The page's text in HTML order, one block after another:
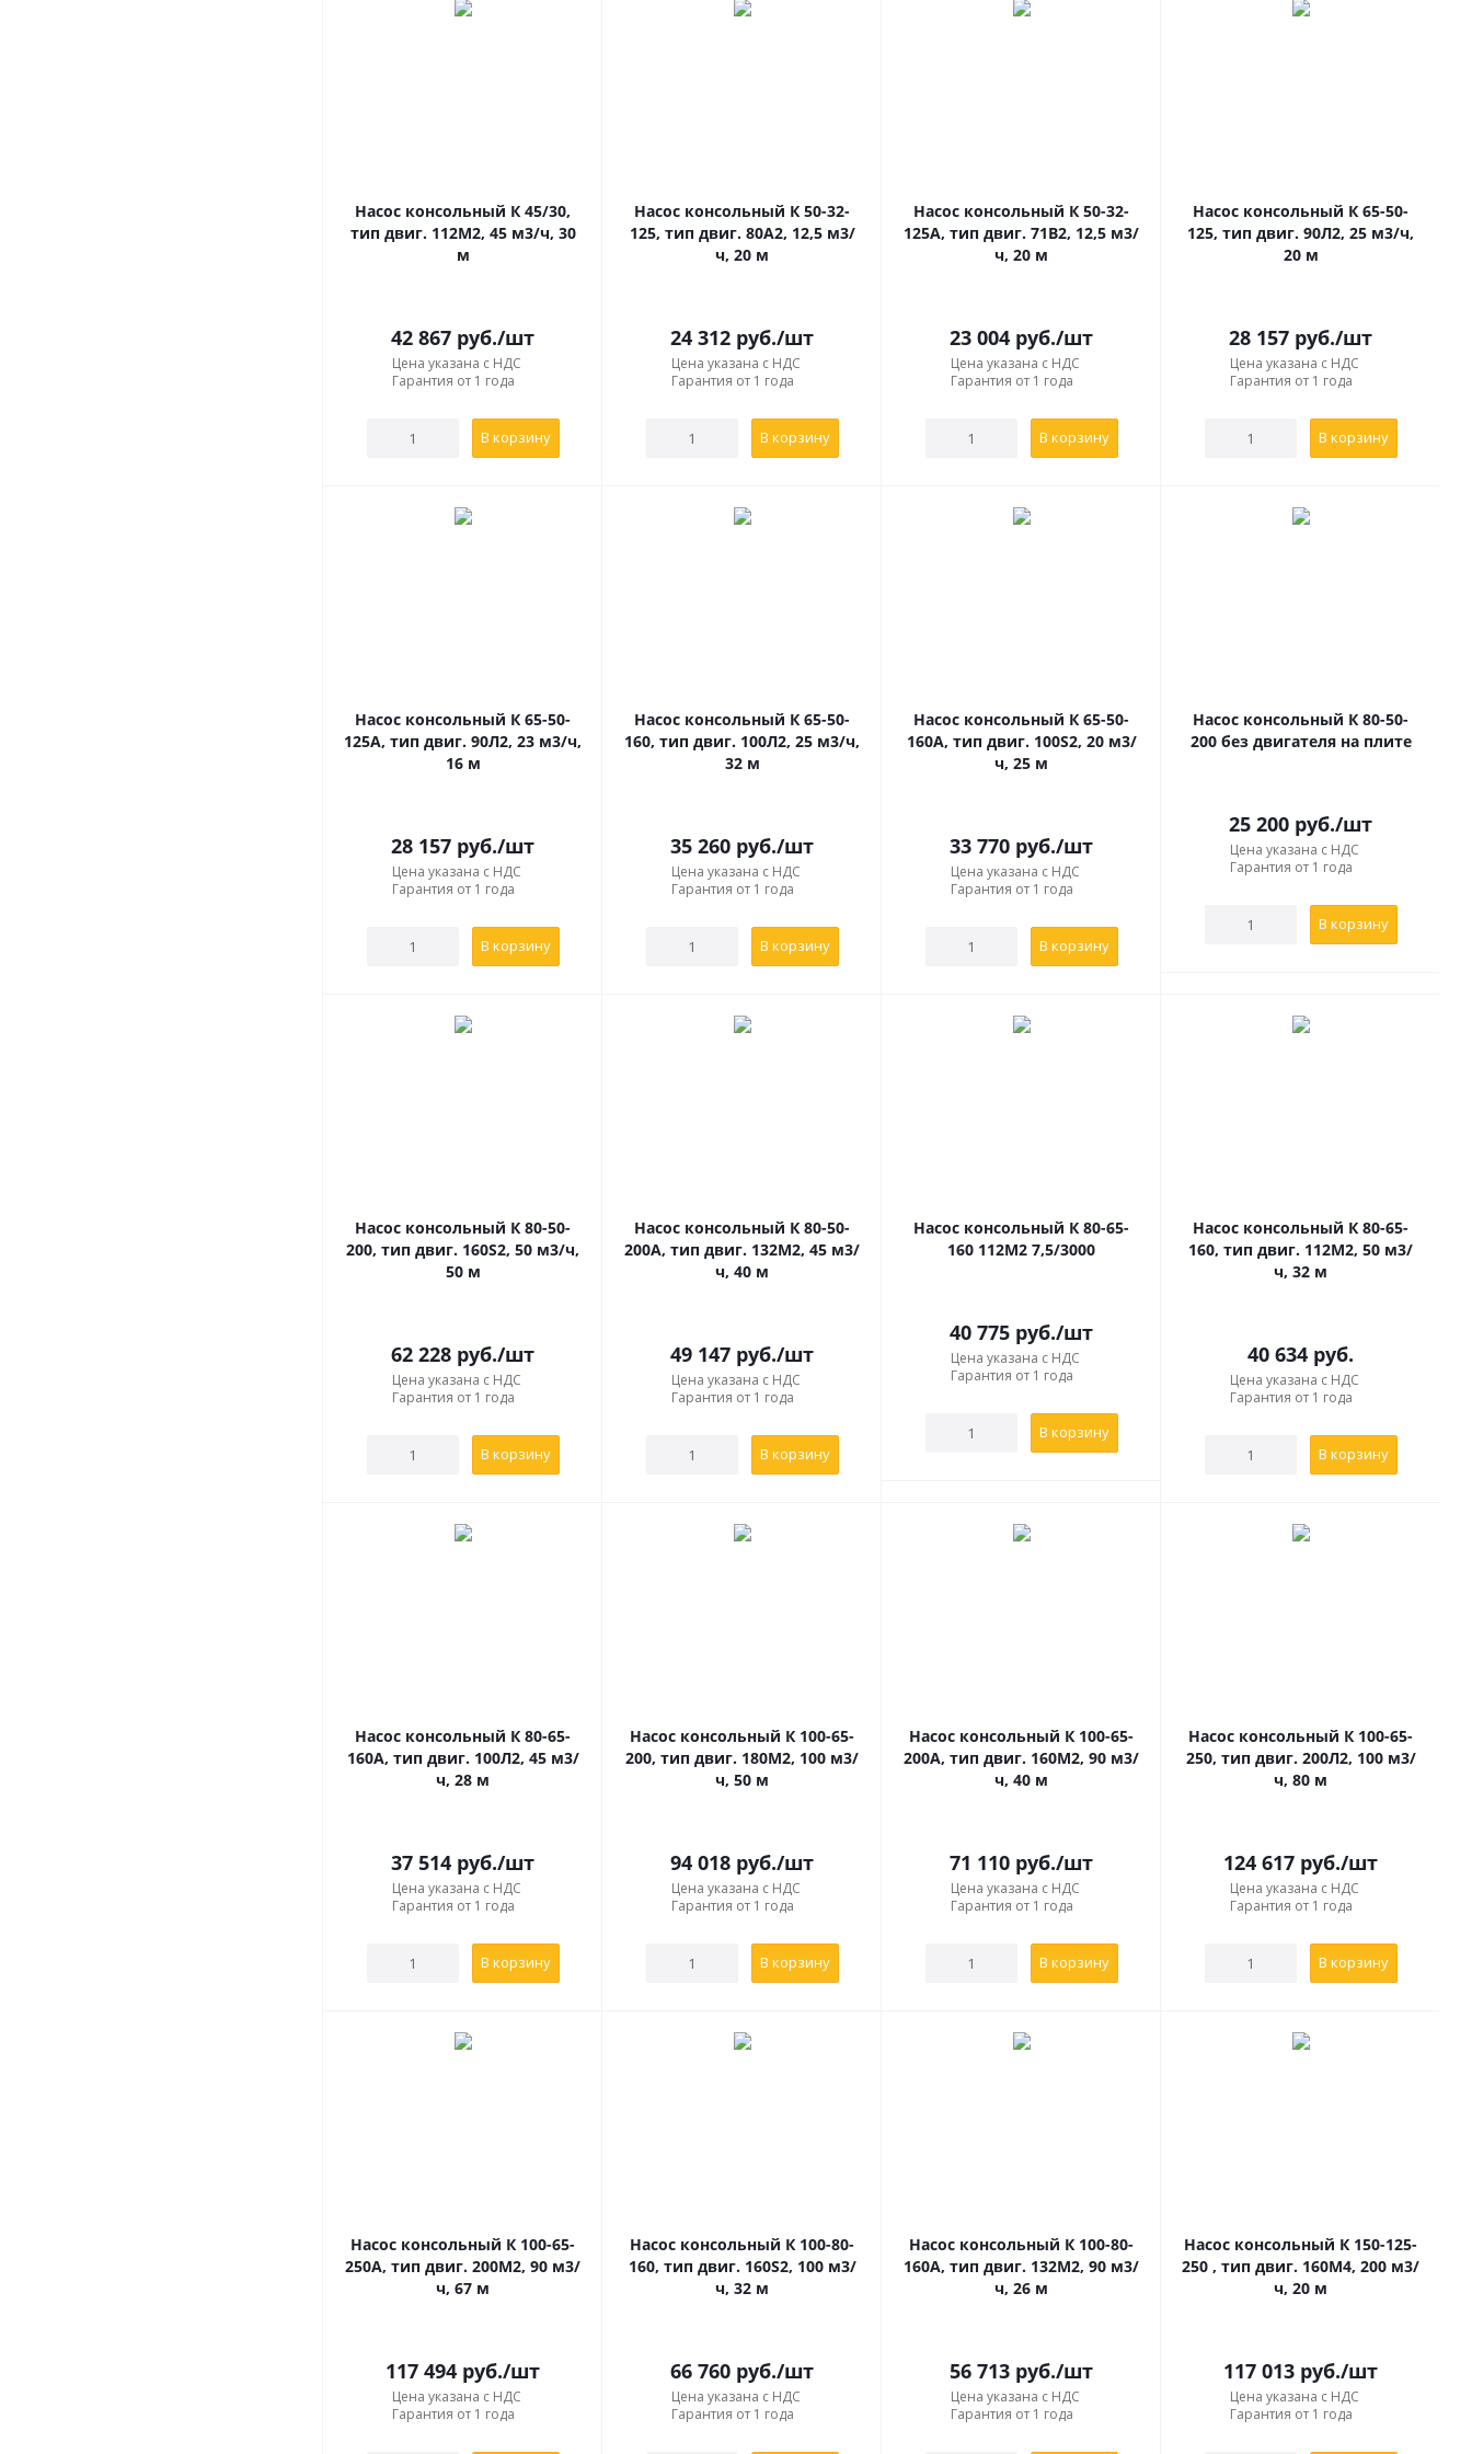
Насос консольный К 45/30,
тип двиг. 112М2, 45 м3/ч, 30
м
42 867 руб./шт
Цена указана с НДС
Гарантия от 1 года
В корзину
Насос консольный К 50-32-
125, тип двиг. 80А2, 12,5 м3/
ч, 20 м
24 312 руб./шт
Цена указана с НДС
Гарантия от 1 года
В корзину
Насос консольный К 50-32-
125А, тип двиг. 71В2, 12,5 м3/
ч, 20 м
23 004 руб./шт
Цена указана с НДС
Гарантия от 1 года
В корзину
Насос консольный К 65-50-
125, тип двиг. 90Л2, 25 м3/ч,
20 м
28 157 руб./шт
Цена указана с НДС
Гарантия от 1 года
В корзину
Насос консольный К 65-50-
125A, тип двиг. 90Л2, 23 м3/ч,
16 м
28 157 руб./шт
Цена указана с НДС
Гарантия от 1 года
В корзину
Насос консольный К 65-50-
160, тип двиг. 100Л2, 25 м3/ч,
32 м
35 260 руб./шт
Цена указана с НДС
Гарантия от 1 года
В корзину
Насос консольный К 65-50-
160A, тип двиг. 100S2, 20 м3/
ч, 25 м
33 770 руб./шт
Цена указана с НДС
Гарантия от 1 года
В корзину
Насос консольный К 80-50-
200 без двигателя на плите
25 200 руб./шт
Цена указана с НДС
Гарантия от 1 года
В корзину
Насос консольный К 80-50-
200, тип двиг. 160S2, 50 м3/ч,
50 м
62 228 руб./шт
Цена указана с НДС
Гарантия от 1 года
В корзину
Насос консольный К 80-50-
200A, тип двиг. 132М2, 45 м3/
ч, 40 м
49 147 руб./шт
Цена указана с НДС
Гарантия от 1 года
В корзину
Насос консольный К 80-65-
160 112М2 7,5/3000
40 775 руб./шт
Цена указана с НДС
Гарантия от 1 года
В корзину
Насос консольный К 80-65-
160, тип двиг. 112М2, 50 м3/
ч, 32 м
40 634 руб.
Цена указана с НДС
Гарантия от 1 года
В корзину
Насос консольный К 80-65-
160A, тип двиг. 100Л2, 45 м3/
ч, 28 м
37 514 руб./шт
Цена указана с НДС
Гарантия от 1 года
В корзину
Насос консольный К 100-65-
200, тип двиг. 180М2, 100 м3/
ч, 50 м
94 018 руб./шт
Цена указана с НДС
Гарантия от 1 года
В корзину
Насос консольный К 100-65-
200А, тип двиг. 160М2, 90 м3/
ч, 40 м
71 110 руб./шт
Цена указана с НДС
Гарантия от 1 года
В корзину
Насос консольный К 100-65-
250, тип двиг. 200Л2, 100 м3/
ч, 80 м
124 617 руб./шт
Цена указана с НДС
Гарантия от 1 года
В корзину
Насос консольный К 100-65-
250A, тип двиг. 200М2, 90 м3/
ч, 67 м
117 494 руб./шт
Цена указана с НДС
Гарантия от 1 года
Насос консольный К 100-80-
160, тип двиг. 160S2, 100 м3/
ч, 32 м
66 760 руб./шт
Цена указана с НДС
Гарантия от 1 года
Насос консольный К 100-80-
160A, тип двиг. 132М2, 90 м3/
ч, 26 м
56 713 руб./шт
Цена указана с НДС
Гарантия от 1 года
Насос консольный К 150-125-
250 , тип двиг. 160М4, 200 м3/
ч, 20 м
117 013 руб./шт
Цена указана с НДС
Гарантия от 1 года